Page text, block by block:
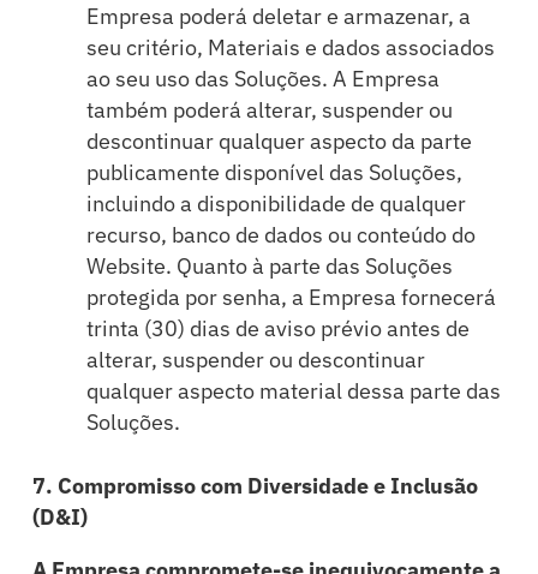
Empresa poderá deletar e armazenar, a
seu critério, Materiais e dados associados
ao seu uso das Soluções. A Empresa
também poderá alterar, suspender ou
descontinuar qualquer aspecto da parte
publicamente disponível das Soluções,
incluindo a disponibilidade de qualquer
recurso, banco de dados ou conteúdo do
Website. Quanto à parte das Soluções
protegida por senha, a Empresa fornecerá
trinta (30) dias de aviso prévio antes de
alterar, suspender ou descontinuar
qualquer aspecto material dessa parte das
Soluções.
7. Compromisso com Diversidade e Inclusão
(D&I)